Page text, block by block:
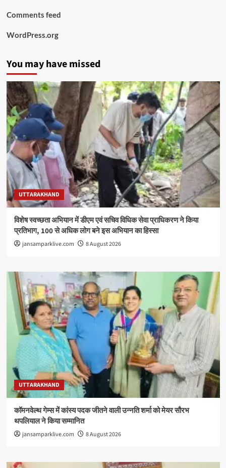
Comments feed
WordPress.org
You may have missed
UTTARAKHAND
विशेष स्वच्छता अभियान में डीएम एवं सचिव विधिक सेवा प्राधिकरण ने किया
प्रतिभाग, 100 से अधिक लोग बने इस अभियान का हिस्सा
jansamparklive.com 8 August 2026
UTTARAKHAND
कॉमनवेल्थ गेम्स में कांस्य पदक जीतने वाली उन्नति शर्मा को मेयर सौरभ
थपलियाल ने किया सम्मानित
jansamparklive.com 8 August 2026